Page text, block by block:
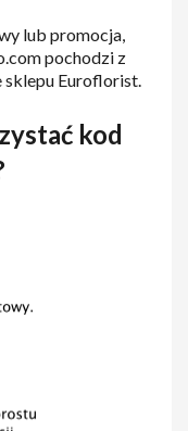
lub promocja,
pochodzi z
sklepu Euroflorist.
kod